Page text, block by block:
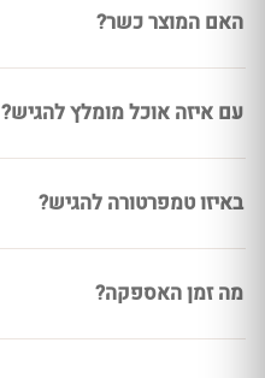
האם המוצר כשר?
עם איזה אוכל מומלץ להגיש?
באיזו טמפרטורה להגיש?
מה זמן האספקה?